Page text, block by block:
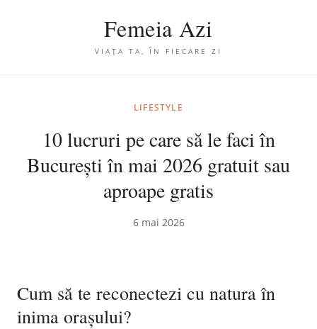
Femeia Azi
VIAȚA TA, ÎN FIECARE ZI
LIFESTYLE
10 lucruri pe care să le faci în
București în mai 2026 gratuit sau
aproape gratis
6 mai 2026
Cum să te reconectezi cu natura în
inima orașului?